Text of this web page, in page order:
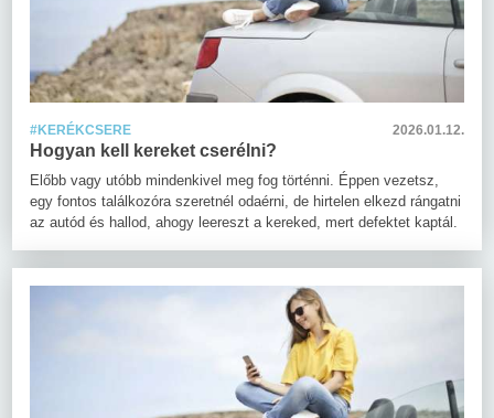
#KERÉKCSERE 2026.01.12.
Hogyan kell kereket cserélni?
Előbb vagy utóbb mindenkivel meg fog történni. Éppen vezetsz,
egy fontos találkozóra szeretnél odaérni, de hirtelen elkezd rángatni
az autód és hallod, ahogy leereszt a kereked, mert defektet kaptál.